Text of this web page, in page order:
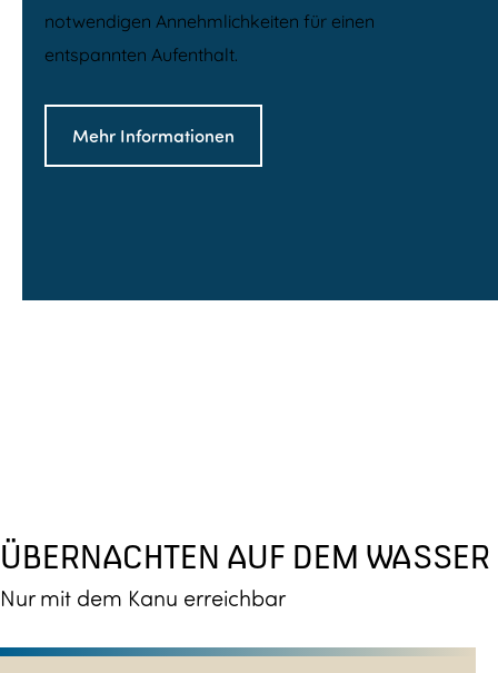
notwendigen Annehmlichkeiten für einen
entspannten Aufenthalt.
Mehr Informationen
ÜBERNACHTEN AUF DEM WASSER
Nur mit dem Kanu erreichbar